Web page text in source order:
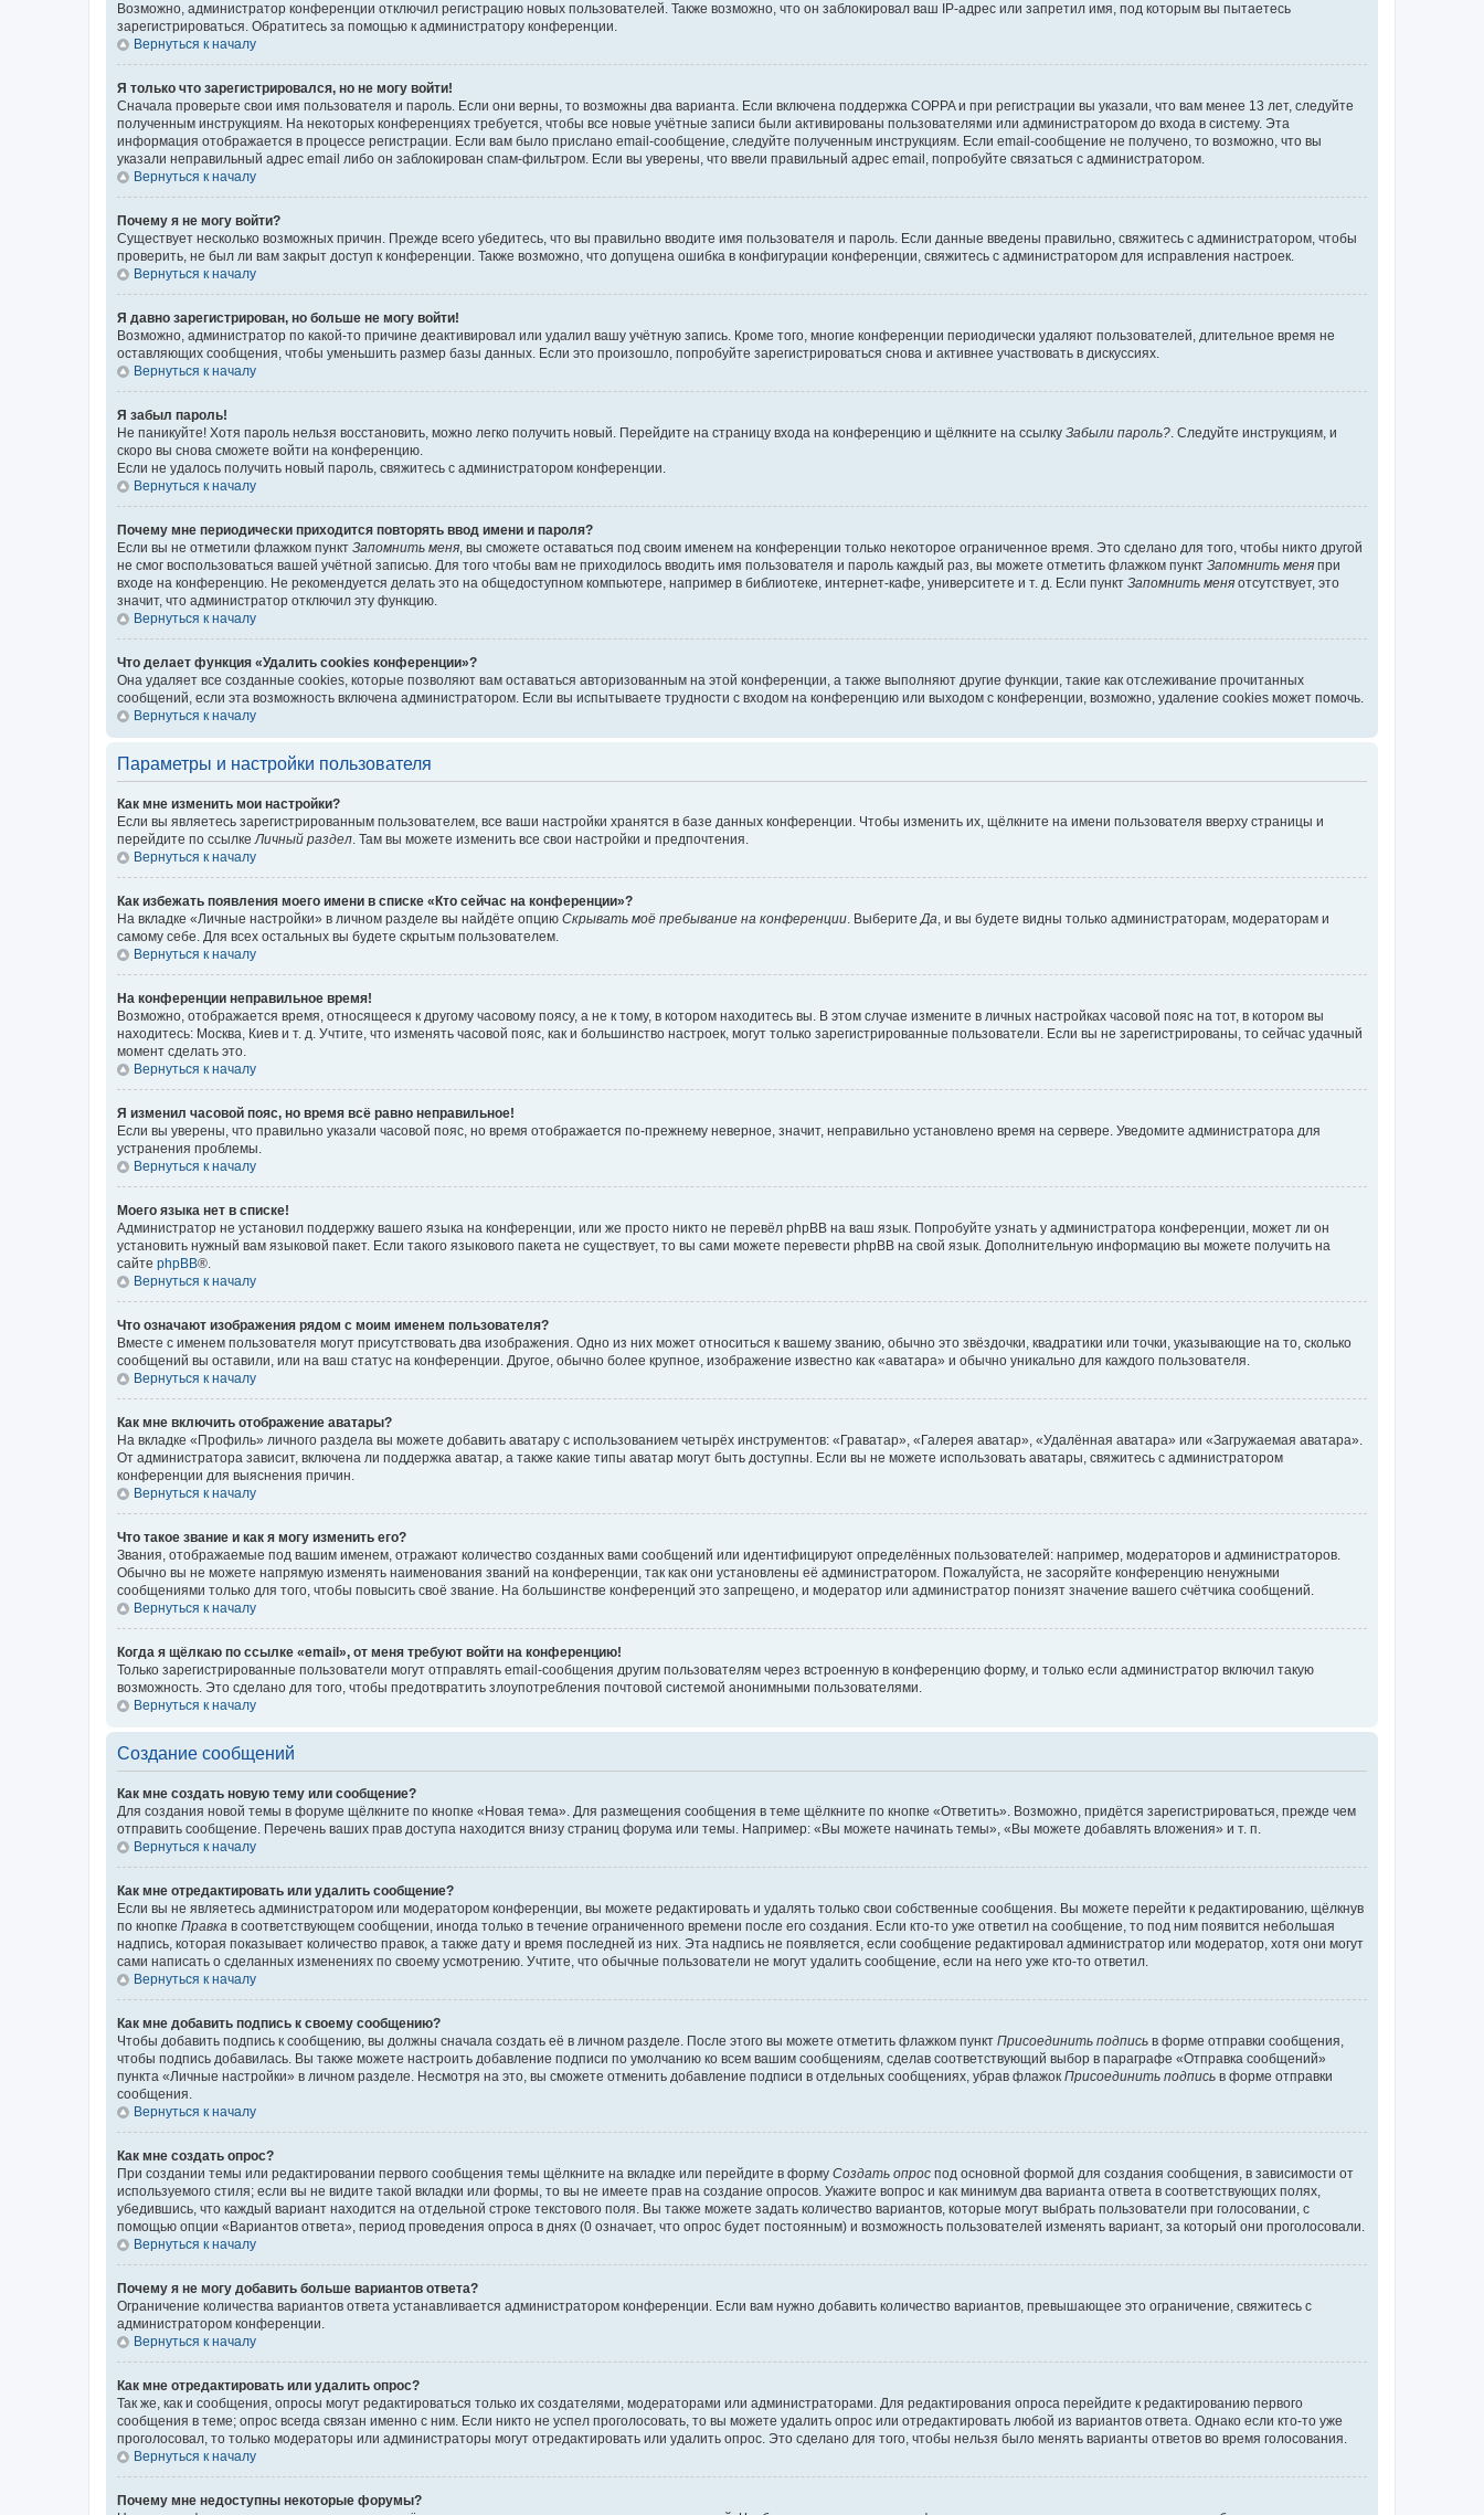
Возможно, администратор конференции отключил регистрацию новых пользователей. Также возможно, что он заблокировал ваш IP-адрес или запретил имя, под которым вы пытаетесь
зарегистрироваться. Обратитесь за помощью к администратору конференции.
Вернуться к началу
Я только что зарегистрировался, но не могу войти!
Сначала проверьте свои имя пользователя и пароль. Если они верны, то возможны два варианта. Если включена поддержка COPPA и при регистрации вы указали, что вам менее 13 лет, следуйте
полученным инструкциям. На некоторых конференциях требуется, чтобы все новые учётные записи были активированы пользователями или администратором до входа в систему. Эта
информация отображается в процессе регистрации. Если вам было прислано email-сообщение, следуйте полученным инструкциям. Если email-сообщение не получено, то возможно, что вы
указали неправильный адрес email либо он заблокирован спам-фильтром. Если вы уверены, что ввели правильный адрес email, попробуйте связаться с администратором.
Вернуться к началу
Почему я не могу войти?
Существует несколько возможных причин. Прежде всего убедитесь, что вы правильно вводите имя пользователя и пароль. Если данные введены правильно, свяжитесь с администратором, чтобы
проверить, не был ли вам закрыт доступ к конференции. Также возможно, что допущена ошибка в конфигурации конференции, свяжитесь с администратором для исправления настроек.
Вернуться к началу
Я давно зарегистрирован, но больше не могу войти!
Возможно, администратор по какой-то причине деактивировал или удалил вашу учётную запись. Кроме того, многие конференции периодически удаляют пользователей, длительное время не
оставляющих сообщения, чтобы уменьшить размер базы данных. Если это произошло, попробуйте зарегистрироваться снова и активнее участвовать в дискуссиях.
Вернуться к началу
Я забыл пароль!
Не паникуйте! Хотя пароль нельзя восстановить, можно легко получить новый. Перейдите на страницу входа на конференцию и щёлкните на ссылку Забыли пароль?. Следуйте инструкциям, и
скоро вы снова сможете войти на конференцию.
Если не удалось получить новый пароль, свяжитесь с администратором конференции.
Вернуться к началу
Почему мне периодически приходится повторять ввод имени и пароля?
Если вы не отметили флажком пункт Запомнить меня, вы сможете оставаться под своим именем на конференции только некоторое ограниченное время. Это сделано для того, чтобы никто другой
не смог воспользоваться вашей учётной записью. Для того чтобы вам не приходилось вводить имя пользователя и пароль каждый раз, вы можете отметить флажком пункт Запомнить меня при
входе на конференцию. Не рекомендуется делать это на общедоступном компьютере, например в библиотеке, интернет-кафе, университете и т. д. Если пункт Запомнить меня отсутствует, это
значит, что администратор отключил эту функцию.
Вернуться к началу
Что делает функция «Удалить cookies конференции»?
Она удаляет все созданные cookies, которые позволяют вам оставаться авторизованным на этой конференции, а также выполняют другие функции, такие как отслеживание прочитанных
сообщений, если эта возможность включена администратором. Если вы испытываете трудности с входом на конференцию или выходом с конференции, возможно, удаление cookies может помочь.
Вернуться к началу
Параметры и настройки пользователя
Как мне изменить мои настройки?
Если вы являетесь зарегистрированным пользователем, все ваши настройки хранятся в базе данных конференции. Чтобы изменить их, щёлкните на имени пользователя вверху страницы и
перейдите по ссылкеЛичный раздел. Там вы можете изменить все свои настройки и предпочтения.
Вернуться к началу
Как избежать появления моего имени в списке «Кто сейчас на конференции»?
На вкладке «Личные настройки» в личном разделе вы найдёте опцию Скрывать моё пребывание на конференции. ВыберитеДа, и вы будете видны только администраторам, модераторам и
самому себе. Для всех остальных вы будете скрытым пользователем.
Вернуться к началу
На конференции неправильное время!
Возможно, отображается время, относящееся к другому часовому поясу, а не к тому, в котором находитесь вы. В этом случае измените в личных настройках часовой пояс на тот, в котором вы
находитесь: Москва, Киев и т. д. Учтите, что изменять часовой пояс, как и большинство настроек, могут только зарегистрированные пользователи. Если вы не зарегистрированы, то сейчас удачный
момент сделать это.
Вернуться к началу
Я изменил часовой пояс, но время всё равно неправильное!
Если вы уверены, что правильно указали часовой пояс, но время отображается по-прежнему неверное, значит, неправильно установлено время на сервере. Уведомите администратора для
устранения проблемы.
Вернуться к началу
Моего языка нет в списке!
Администратор не установил поддержку вашего языка на конференции, или же просто никто не перевёл phpBB на ваш язык. Попробуйте узнать у администратора конференции, может ли он
установить нужный вам языковой пакет. Если такого языкового пакета не существует, то вы сами можете перевести phpBB на свой язык. Дополнительную информацию вы можете получить на
сайте phpBB®.
Вернуться к началу
Что означают изображения рядом с моим именем пользователя?
Вместе с именем пользователя могут присутствовать два изображения. Одно из них может относиться к вашему званию, обычно это звёздочки, квадратики или точки, указывающие на то, сколько
сообщений вы оставили, или на ваш статус на конференции. Другое, обычно более крупное, изображение известно как «аватара» и обычно уникально для каждого пользователя.
Вернуться к началу
Как мне включить отображение аватары?
На вкладке «Профиль» личного раздела вы можете добавить аватару с использованием четырёх инструментов: «Граватар», «Галерея аватар», «Удалённая аватара» или «Загружаемая аватара».
От администратора зависит, включена ли поддержка аватар, а также какие типы аватар могут быть доступны. Если вы не можете использовать аватары, свяжитесь с администратором
конференции для выяснения причин.
Вернуться к началу
Что такое звание и как я могу изменить его?
Звания, отображаемые под вашим именем, отражают количество созданных вами сообщений или идентифицируют определённых пользователей: например, модераторов и администраторов.
Обычно вы не можете напрямую изменять наименования званий на конференции, так как они установлены её администратором. Пожалуйста, не засоряйте конференцию ненужными
сообщениями только для того, чтобы повысить своё звание. На большинстве конференций это запрещено, и модератор или администратор понизят значение вашего счётчика сообщений.
Вернуться к началу
Когда я щёлкаю по ссылке «email», от меня требуют войти на конференцию!
Только зарегистрированные пользователи могут отправлять email-сообщения другим пользователям через встроенную в конференцию форму, и только если администратор включил такую
возможность. Это сделано для того, чтобы предотвратить злоупотребления почтовой системой анонимными пользователями.
Вернуться к началу
Создание сообщений
Как мне создать новую тему или сообщение?
Для создания новой темы в форуме щёлкните по кнопке «Новая тема». Для размещения сообщения в теме щёлкните по кнопке «Ответить». Возможно, придётся зарегистрироваться, прежде чем
отправить сообщение. Перечень ваших прав доступа находится внизу страниц форума или темы. Например: «Вы можете начинать темы», «Вы можете добавлять вложения» и т. п.
Вернуться к началу
Как мне отредактировать или удалить сообщение?
Если вы не являетесь администратором или модератором конференции, вы можете редактировать и удалять только свои собственные сообщения. Вы можете перейти к редактированию, щёлкнув
по кнопке Правка в соответствующем сообщении, иногда только в течение ограниченного времени после его создания. Если кто-то уже ответил на сообщение, то под ним появится небольшая
надпись, которая показывает количество правок, а также дату и время последней из них. Эта надпись не появляется, если сообщение редактировал администратор или модератор, хотя они могут
сами написать о сделанных изменениях по своему усмотрению. Учтите, что обычные пользователи не могут удалить сообщение, если на него уже кто-то ответил.
Вернуться к началу
Как мне добавить подпись к своему сообщению?
Чтобы добавить подпись к сообщению, вы должны сначала создать её в личном разделе. После этого вы можете отметить флажком пункт Присоединить подпись в форме отправки сообщения,
чтобы подпись добавилась. Вы также можете настроить добавление подписи по умолчанию ко всем вашим сообщениям, сделав соответствующий выбор в параграфе «Отправка сообщений»
пункта «Личные настройки» в личном разделе. Несмотря на это, вы сможете отменить добавление подписи в отдельных сообщениях, убрав флажок Присоединить подпись в форме отправки
сообщения.
Вернуться к началу
Как мне создать опрос?
При создании темы или редактировании первого сообщения темы щёлкните на вкладке или перейдите в форму Создать опрос под основной формой для создания сообщения, в зависимости от
используемого стиля; если вы не видите такой вкладки или формы, то вы не имеете прав на создание опросов. Укажите вопрос и как минимум два варианта ответа в соответствующих полях,
убедившись, что каждый вариант находится на отдельной строке текстового поля. Вы также можете задать количество вариантов, которые могут выбрать пользователи при голосовании, с
помощью опции «Вариантов ответа», период проведения опроса в днях (0 означает, что опрос будет постоянным) и возможность пользователей изменять вариант, за который они проголосовали.
Вернуться к началу
Почему я не могу добавить больше вариантов ответа?
Ограничение количества вариантов ответа устанавливается администратором конференции. Если вам нужно добавить количество вариантов, превышающее это ограничение, свяжитесь с
администратором конференции.
Вернуться к началу
Как мне отредактировать или удалить опрос?
Так же, как и сообщения, опросы могут редактироваться только их создателями, модераторами или администраторами. Для редактирования опроса перейдите к редактированию первого
сообщения в теме; опрос всегда связан именно с ним. Если никто не успел проголосовать, то вы можете удалить опрос или отредактировать любой из вариантов ответа. Однако если кто-то уже
проголосовал, то только модераторы или администраторы могут отредактировать или удалить опрос. Это сделано для того, чтобы нельзя было менять варианты ответов во время голосования.
Вернуться к началу
Почему мне недоступны некоторые форумы?